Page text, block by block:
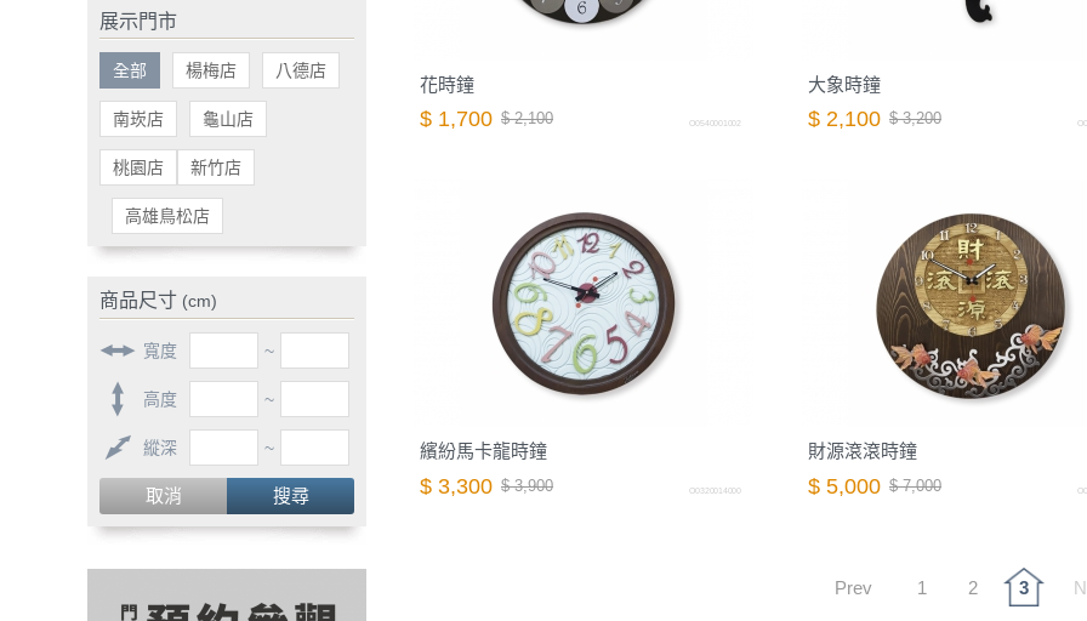
展示門市
全部 楊梅店 八德店
南崁店 龜山店
桃園店 新竹店
高雄鳥松店
商品尺寸 (cm)
寬度 ~
高度 ~
縱深 ~
取消 搜尋
花時鐘
$ 1,700 $ 2,100 O0540001002
大象時鐘
$ 2,100 $ 3,200
繽紛馬卡龍時鐘
$ 3,300 $ 3,900 O0320014000
財源滾滾時鐘
$ 5,000 $ 7,000
Prev 1 2 3